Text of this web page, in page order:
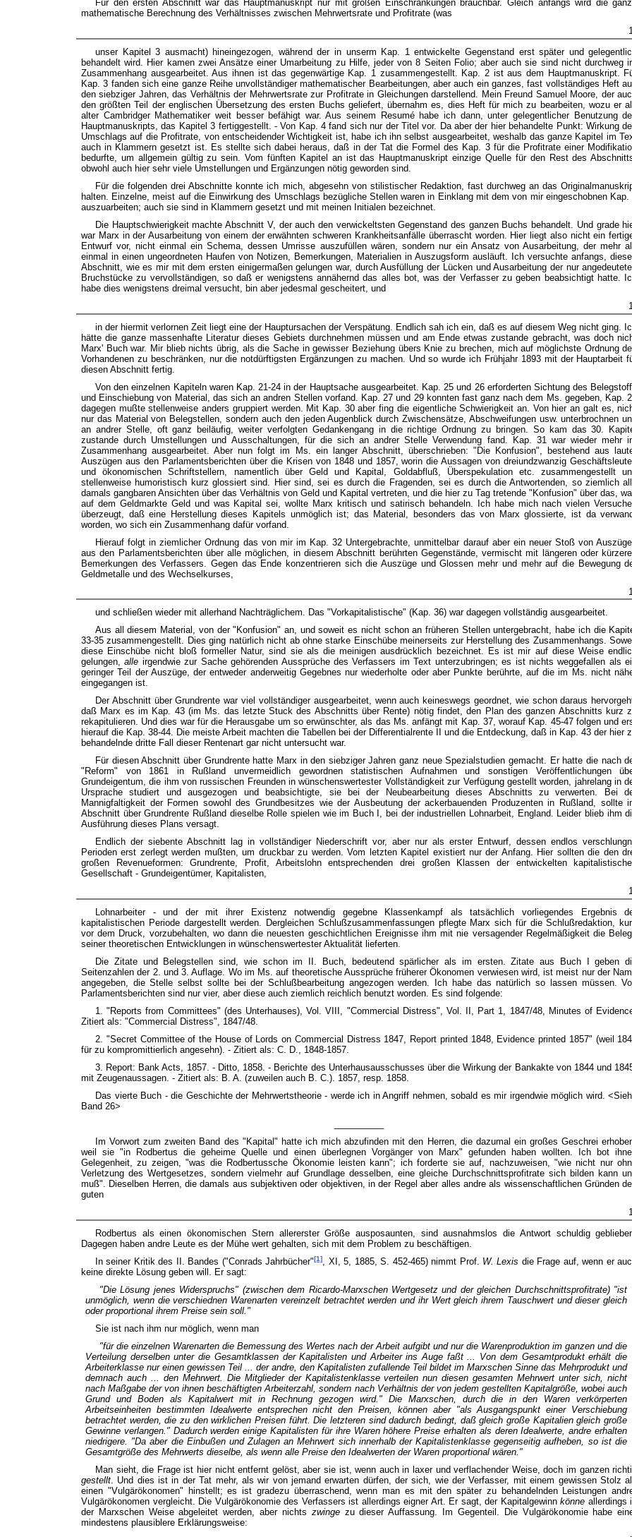
Für den ersten Abschnitt war das Hauptmanuskript nur mit großen Einschränkungen brauchbar. Gleich anfangs wird die
mathematische Berechnung des Verhältnisses zwischen Mehrwertsrate und Profitrate (was
unser Kapitel 3 ausmacht) hineingezogen, während der in unserm Kap. 1 entwickelte Gegenstand erst später und
behandelt wird. Hier kamen zwei Ansätze einer Umarbeitung zu Hilfe, jeder von 8 Seiten Folio; aber auch sie sind nicht durchweg
Zusammenhang ausgearbeitet. Aus ihnen ist das gegenwärtige Kap. 1 zusammengestellt. Kap. 2 ist aus dem Hauptmanuskript.
Kap. 3 fanden sich eine ganze Reihe unvollständiger mathematischer Bearbeitungen, aber auch ein ganzes, fast vollständiges Heft
den siebziger Jahren, das Verhältnis der Mehrwertsrate zur Profitrate in Gleichungen darstellend. Mein Freund Samuel Moore, der
den größten Teil der englischen Übersetzung des ersten Buchs geliefert, übernahm es, dies Heft für mich zu bearbeiten, wozu er
alter Cambridger Mathematiker weit besser befähigt war. Aus seinem Resumé habe ich dann, unter gelegentlicher Benutzung
Hauptmanuskripts, das Kapitel 3 fertiggestellt. - Von Kap. 4 fand sich nur der Titel vor. Da aber der hier behandelte Punkt: Wirkung
Umschlags auf die Profitrate, von entscheidender Wichtigkeit ist, habe ich ihn selbst ausgearbeitet, weshalb das ganze Kapitel im
auch in Klammern gesetzt ist. Es stellte sich dabei heraus, daß in der Tat die Formel des Kap. 3 für die Profitrate einer
bedurfte, um allgemein gültig zu sein. Vom fünften Kapitel an ist das Hauptmanuskript einzige Quelle für den Rest des
obwohl auch hier sehr viele Umstellungen und Ergänzungen nötig geworden sind.
Für die folgenden drei Abschnitte konnte ich mich, abgesehn von stilistischer Redaktion, fast durchweg an das
halten. Einzelne, meist auf die Einwirkung des Umschlags bezügliche Stellen waren in Einklang mit dem von mir eingeschobnen Kap.
auszuarbeiten; auch sie sind in Klammern gesetzt und mit meinen Initialen bezeichnet.
Die Hauptschwierigkeit machte Abschnitt V, der auch den verwickeltsten Gegenstand des ganzen Buchs behandelt. Und grade
war Marx in der Ausarbeitung von einem der erwähnten schweren Krankheitsanfälle überrascht worden. Hier liegt also nicht ein
Entwurf vor, nicht einmal ein Schema, dessen Umrisse auszufüllen wären, sondern nur ein Ansatz von Ausarbeitung, der mehr
einmal in einen ungeordneten Haufen von Notizen, Bemerkungen, Materialien in Auszugsform ausläuft. Ich versuchte anfangs,
Abschnitt, wie es mir mit dem ersten einigermaßen gelungen war, durch Ausfüllung der Lücken und Ausarbeitung der nur
Bruchstücke zu vervollständigen, so daß er wenigstens annähernd das alles bot, was der Verfasser zu geben beabsichtigt hatte.
habe dies wenigstens dreimal versucht, bin aber jedesmal gescheitert, und
in der hiermit verlornen Zeit liegt eine der Hauptursachen der Verspätung. Endlich sah ich ein, daß es auf diesem Weg nicht ging.
hätte die ganze massenhafte Literatur dieses Gebiets durchnehmen müssen und am Ende etwas zustande gebracht, was doch
Marx' Buch war. Mir blieb nichts übrig, als die Sache in gewisser Beziehung übers Knie zu brechen, mich auf möglichste Ordnung
Vorhandenen zu beschränken, nur die notdürftigsten Ergänzungen zu machen. Und so wurde ich Frühjahr 1893 mit der Hauptarbeit
diesen Abschnitt fertig.
Von den einzelnen Kapiteln waren Kap. 21-24 in der Hauptsache ausgearbeitet. Kap. 25 und 26 erforderten Sichtung des
und Einschiebung von Material, das sich an andren Stellen vorfand. Kap. 27 und 29 konnten fast ganz nach dem Ms. gegeben, Kap.
dagegen mußte stellenweise anders gruppiert werden. Mit Kap. 30 aber fing die eigentliche Schwierigkeit an. Von hier an galt es,
nur das Material von Belegstellen, sondern auch den jeden Augenblick durch Zwischensätze, Abschweifungen usw. unterbrochnen
an andrer Stelle, oft ganz beiläufig, weiter verfolgten Gedankengang in die richtige Ordnung zu bringen. So kam das 30.
zustande durch Umstellungen und Ausschaltungen, für die sich an andrer Stelle Verwendung fand. Kap. 31 war wieder mehr
Zusammenhang ausgearbeitet. Aber nun folgt im Ms. ein langer Abschnitt, überschrieben: "Die Konfusion", bestehend aus
Auszügen aus den Parlamentsberichten über die Krisen von 1848 und 1857, worin die Aussagen von dreiundzwanzig
und ökonomischen Schriftstellern, namentlich über Geld und Kapital, Goldabfluß, Überspekulation etc. zusammengestellt
stellenweise humoristisch kurz glossiert sind. Hier sind, sei es durch die Fragenden, sei es durch die Antwortenden, so ziemlich
damals gangbaren Ansichten über das Verhältnis von Geld und Kapital vertreten, und die hier zu Tag tretende "Konfusion" über das,
auf dem Geldmarkte Geld und was Kapital sei, wollte Marx kritisch und satirisch behandeln. Ich habe mich nach vielen
überzeugt, daß eine Herstellung dieses Kapitels unmöglich ist; das Material, besonders das von Marx glossierte, ist da
worden, wo sich ein Zusammenhang dafür vorfand.
Hierauf folgt in ziemlicher Ordnung das von mir im Kap. 32 Untergebrachte, unmittelbar darauf aber ein neuer Stoß von
aus den Parlamentsberichten über alle möglichen, in diesem Abschnitt berührten Gegenstände, vermischt mit längeren oder
Bemerkungen des Verfassers. Gegen das Ende konzentrieren sich die Auszüge und Glossen mehr und mehr auf die Bewegung
Geldmetalle und des Wechselkurses,
und schließen wieder mit allerhand Nachträglichem. Das "Vorkapitalistische" (Kap. 36) war dagegen vollständig ausgearbeitet.
Aus all diesem Material, von der "Konfusion" an, und soweit es nicht schon an früheren Stellen untergebracht, habe ich die
33-35 zusammengestellt. Dies ging natürlich nicht ab ohne starke Einschübe meinerseits zur Herstellung des Zusammenhangs.
diese Einschübe nicht bloß formeller Natur, sind sie als die meinigen ausdrücklich bezeichnet. Es ist mir auf diese Weise
gelungen,alle irgendwie zur Sache gehörenden Aussprüche des Verfassers im Text unterzubringen; es ist nichts weggefallen als
geringer Teil der Auszüge, der entweder anderweitig Gegebnes nur wiederholte oder aber Punkte berührte, auf die im Ms. nicht
eingegangen ist.
Der Abschnitt über Grundrente war viel vollständiger ausgearbeitet, wenn auch keineswegs geordnet, wie schon daraus
daß Marx es im Kap. 43 (im Ms. das letzte Stuck des Abschnitts über Rente) nötig findet, den Plan des ganzen Abschnitts kurz
rekapitulieren. Und dies war für die Herausgabe um so erwünschter, als das Ms. anfängt mit Kap. 37, worauf Kap. 45-47 folgen und
hierauf die Kap. 38-44. Die meiste Arbeit machten die Tabellen bei der Differentialrente II und die Entdeckung, daß in Kap. 43 der hier
behandelnde dritte Fall dieser Rentenart gar nicht untersucht war.
Für diesen Abschnitt über Grundrente hatte Marx in den siebziger Jahren ganz neue Spezialstudien gemacht. Er hatte die nach
"Reform" von 1861 in Rußland unvermeidlich gewordnen statistischen Aufnahmen und sonstigen Veröffentlichungen
Grundeigentum, die ihm von russischen Freunden in wünschenswertester Vollständigkeit zur Verfügung gestellt worden, jahrelang in
Ursprache studiert und ausgezogen und beabsichtigte, sie bei der Neubearbeitung dieses Abschnitts zu verwerten. Bei
Mannigfaltigkeit der Formen sowohl des Grundbesitzes wie der Ausbeutung der ackerbauenden Produzenten in Rußland, sollte
Abschnitt über Grundrente Rußland dieselbe Rolle spielen wie im Buch I, bei der industriellen Lohnarbeit, England. Leider blieb ihm
Ausführung dieses Plans versagt.
Endlich der siebente Abschnitt lag in vollständiger Niederschrift vor, aber nur als erster Entwurf, dessen endlos
Perioden erst zerlegt werden mußten, um druckbar zu werden. Vom letzten Kapitel existiert nur der Anfang. Hier sollten die den
großen Revenueformen: Grundrente, Profit, Arbeitslohn entsprechenden drei großen Klassen der entwickelten
Gesellschaft - Grundeigentümer, Kapitalisten,
Lohnarbeiter - und der mit ihrer Existenz notwendig gegebne Klassenkampf als tatsächlich vorliegendes Ergebnis
kapitalistischen Periode dargestellt werden. Dergleichen Schlußzusammenfassungen pflegte Marx sich für die Schlußredaktion,
vor dem Druck, vorzubehalten, wo dann die neuesten geschichtlichen Ereignisse ihm mit nie versagender Regelmäßigkeit die
seiner theoretischen Entwicklungen in wünschenswertester Aktualität lieferten.
Die Zitate und Belegstellen sind, wie schon im II. Buch, bedeutend spärlicher als im ersten. Zitate aus Buch I geben
Seitenzahlen der 2. und 3. Auflage. Wo im Ms. auf theoretische Aussprüche früherer Ökonomen verwiesen wird, ist meist nur der
angegeben, die Stelle selbst sollte bei der Schlußbearbeitung angezogen werden. Ich habe das natürlich so lassen müssen.
Parlamentsberichten sind nur vier, aber diese auch ziemlich reichlich benutzt worden. Es sind folgende:
1. "Reports from Committees" (des Unterhauses), Vol. VIII, "Commercial Distress", Vol. II, Part 1, 1847/48, Minutes of
Zitiert als: "Commercial Distress", 1847/48.
2. "Secret Committee of the House of Lords on Commercial Distress 1847, Report printed 1848, Evidence printed 1857" (weil
für zu kompromittierlich angesehn). - Zitiert als: C. D., 1848-1857.
3. Report: Bank Acts, 1857. - Ditto, 1858. - Berichte des Unterhausausschusses über die Wirkung der Bankakte von 1844 und
mit Zeugenaussagen. - Zitiert als: B. A. (zuweilen auch B. C.). 1857, resp. 1858.
Das vierte Buch - die Geschichte der Mehrwertstheorie - werde ich in Angriff nehmen, sobald es mir irgendwie möglich wird.
Band 26>
Im Vorwort zum zweiten Band des "Kapital" hatte ich mich abzufinden mit den Herren, die dazumal ein großes Geschrei
weil sie "in Rodbertus die geheime Quelle und einen überlegnen Vorgänger von Marx" gefunden haben wollten. Ich bot
Gelegenheit, zu zeigen, "was die Rodbertussche Ökonomie leisten kann"; ich forderte sie auf, nachzuweisen, "wie nicht nur
Verletzung des Wertgesetzes, sondern vielmehr auf Grundlage desselben, eine gleiche Durchschnittsprofitrate sich bilden kann
muß". Dieselben Herren, die damals aus subjektiven oder objektiven, in der Regel aber alles andre als wissenschaftlichen Gründen
guten
Rodbertus als einen ökonomischen Stern allererster Größe ausposaunten, sind ausnahmslos die Antwort schuldig
Dagegen haben andre Leute es der Mühe wert gehalten, sich mit dem Problem zu beschäftigen.
In seiner Kritik des II. Bandes ("Conrads Jahrbücher"[1] , XI, 5, 1885, S. 452-465) nimmt Prof. W. Lexis die Frage auf, wenn er
keine direkte Lösung geben will. Er sagt:
"Die Lösung jenes Widerspruchs" (zwischen dem Ricardo-Marxschen Wertgesetz und der gleichen Durchschnittsprofitrate) "ist
unmöglich, wenn die verschiednen Warenarten vereinzelt betrachtet werden und ihr Wert gleich ihrem Tauschwert und dieser gleich
oder proportional ihrem Preise sein soll."
Sie ist nach ihm nur möglich, wenn man
"für die einzelnen Warenarten die Bemessung des Wertes nach der Arbeit aufgibt und nur die Warenproduktion im ganzen und die
Verteilung derselben unter die Gesamtklassen der Kapitalisten und Arbeiter ins Auge faßt ... Von dem Gesamtprodukt erhält die
Arbeiterklasse nur einen gewissen Teil ... der andre, den Kapitalisten zufallende Teil bildet im Marxschen Sinne das Mehrprodukt und
demnach auch ... den Mehrwert. Die Mitglieder der Kapitalistenklasse verteilen nun diesen gesamten Mehrwert unter sich, nicht
nach Maßgabe der von ihnen beschäftigten Arbeiterzahl, sondern nach Verhältnis der von jedem gestellten Kapitalgröße, wobei auch
Grund und Boden als Kapitalwert mit in Rechnung gezogen wird." Die Marxschen, durch die in den Waren verkörperten
Arbeitseinheiten bestimmten Idealwerte entsprechen nicht den Preisen, können aber "als Ausgangspunkt einer Verschiebung
betrachtet werden, die zu den wirklichen Preisen führt. Die letzteren sind dadurch bedingt, daß gleich große Kapitalien gleich große
Gewinne verlangen." Dadurch werden einige Kapitalisten für ihre Waren höhere Preise erhalten als deren Idealwerte, andre erhalten
niedrigere. "Da aber die Einbußen und Zulagen an Mehrwert sich innerhalb der Kapitalistenklasse gegenseitig aufheben, so ist die
Gesamtgröße des Mehrwerts dieselbe, als wenn alle Preise den Idealwerten der Waren proportional wären."
Man sieht, die Frage ist hier nicht entfernt gelöst, aber sie ist, wenn auch in laxer und verflachender Weise, doch im ganzen
gestellt . Und dies ist in der Tat mehr, als wir von jemand erwarten dürfen, der sich, wie der Verfasser, mit einem gewissen Stolz
einen "Vulgärökonomen" hinstellt; es ist gradezu überraschend, wenn man es mit den später zu behandelnden Leistungen
Vulgärökonomen vergleicht. Die Vulgärökonomie des Verfassers ist allerdings eigner Art. Er sagt, der Kapitalgewinnkönne allerdings
der Marxschen Weise abgeleitet werden, aber nichts zwingezu dieser Auffassung. Im Gegenteil. Die Vulgärökonomie habe
mindestens plausiblere Erklärungsweise: